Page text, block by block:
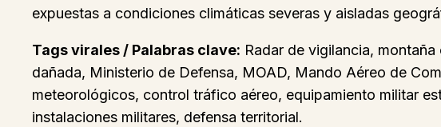
expuestas a condiciones climáticas severas y aisladas
Tags virales / Palabras clave: Radar de vigilancia,
dañada, Ministerio de Defensa, MOAD, Mando Aéreo de
meteorológicos, control tráfico aéreo, equipamiento militar
instalaciones militares, defensa territorial.